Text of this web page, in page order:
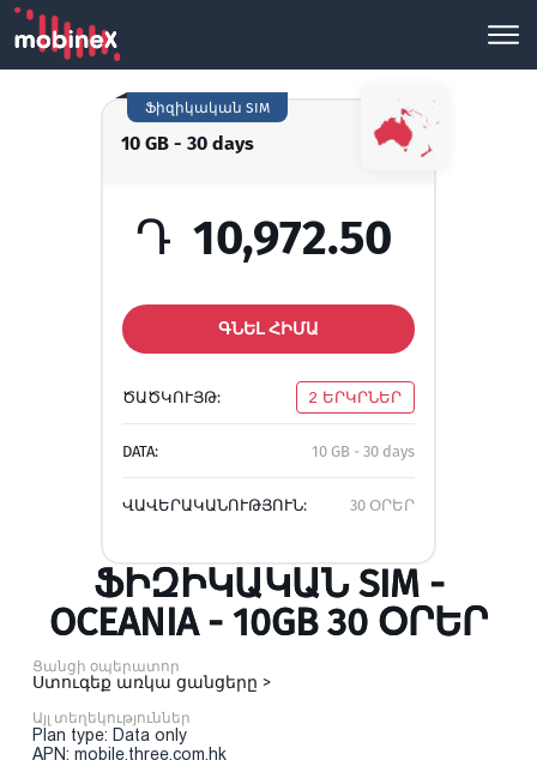
10 GB - 30 days
Ֆիզիկական SIM
Դ 10,972.50
ԳՆԵԼ ՀԻՄԱ
ԾԱԾԿՈՒՅԹ: 2 ԵՐԿՐՆԵՐ
DATA: 10 GB - 30 days
ՎԱՎԵՐԱԿԱՆՈՒԹՅՈՒՆ: 30 ՕՐԵՐ
ՖԻԶԻԿԱԿԱՆ SIM -
OCEANIA - 10GB 30 ՕՐԵՐ
Ցանցի օպերատոր
Ստուգեք առկա ցանցերը >
Այլ տեղեկություններ
Plan type: Data only
APN: mobile.three.com.hk